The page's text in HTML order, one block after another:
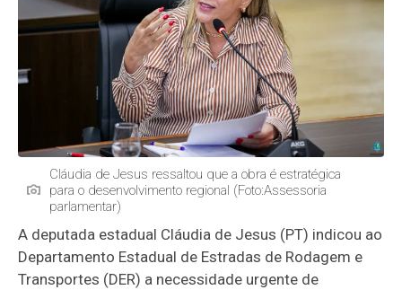
Cláudia de Jesus ressaltou que a obra é estratégica
para o desenvolvimento regional (Foto:Assessoria
parlamentar)
A deputada estadual Cláudia de Jesus (PT) indicou ao
Departamento Estadual de Estradas de Rodagem e
Transportes (DER) a necessidade urgente de